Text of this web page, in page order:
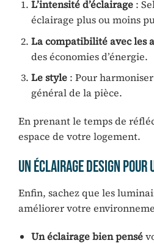
L’intensité d’éclairage:
éclairage plus ou moins
La compatibilité avec les
des économies d’énergie.
Le style: Pour
général de la pièce.
En prenant le temps de
espace de votre logement.
Un Éclairage Design pour
Enfin, sachez que les
améliorer votre
Un éclairage bien pensé